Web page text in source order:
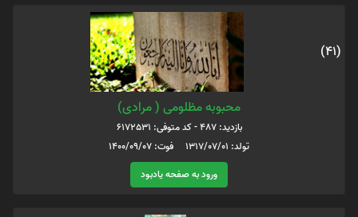
(41)
محبوبه مظلومی ( مرادی)
بازدید: 487 - کد متوفی: 6172531
تولد: 1317/07/01 فوت: 1400/09/07
ورود به صفحه یادبود